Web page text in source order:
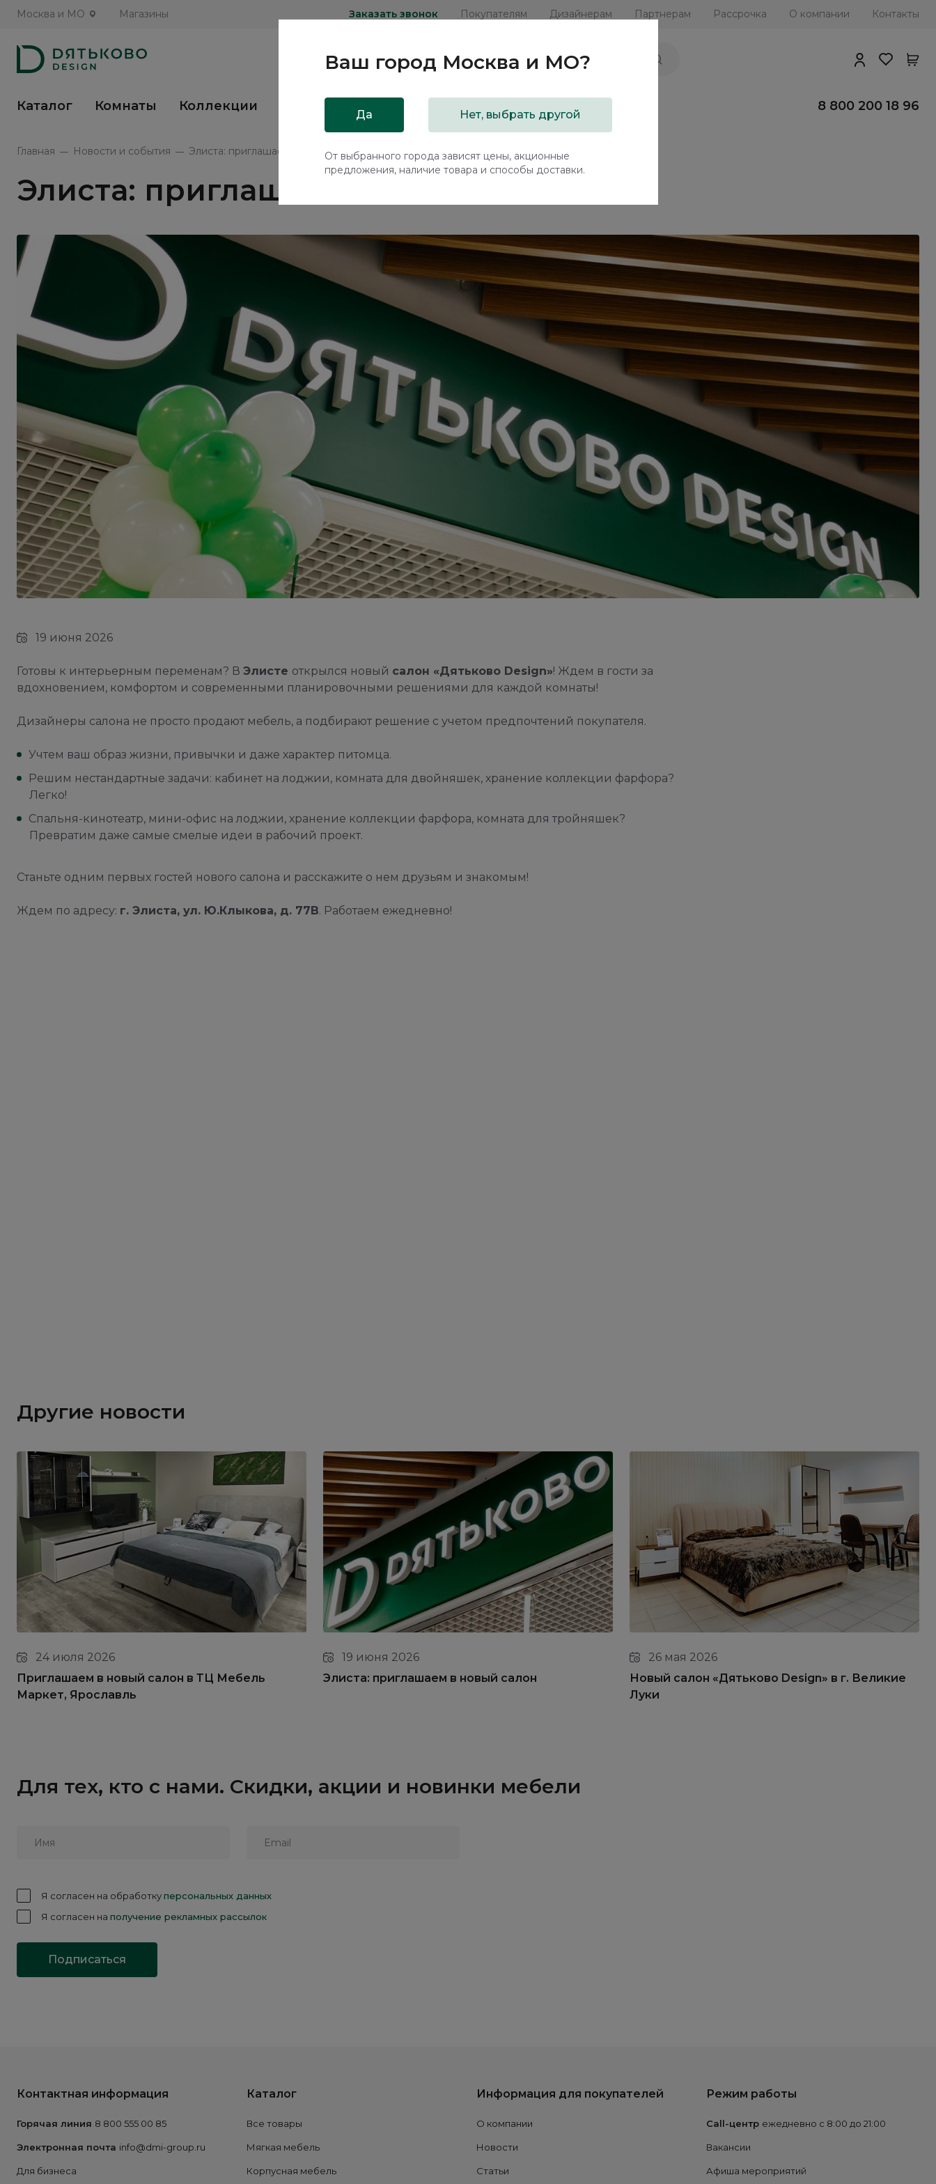
Москва и МО Магазины Заказать звонок Покупателям Дизайнерам Партнерам Рассрочка О компании Контакты
Каталог Комнаты Коллекции Распродажа 8 800 200 18 96
Главная Новости и события Элиста: приглашаем в новый салон
Элиста: приглашаем в новый салон
19 июня 2026
Готовы к интерьерным переменам? В Элисте открылся новый салон «Дятьково Design»! Ждем в гости за
вдохновением, комфортом и современными планировочными решениями для каждой комнаты!
Дизайнеры салона не просто продают мебель, а подбирают решение с учетом предпочтений покупателя.
Учтем ваш образ жизни, привычки и даже характер питомца.
Решим нестандартные задачи: кабинет на лоджии, комната для двойняшек, хранение коллекции фарфора?
Легко!
Спальня-кинотеатр, мини-офис на лоджии, хранение коллекции фарфора, комната для тройняшек?
Превратим даже самые смелые идеи в рабочий проект.
Станьте одним первых гостей нового салона и расскажите о нем друзьям и знакомым!
Ждем по адресу: г. Элиста, ул. Ю.Клыкова, д. 77В. Работаем ежедневно!
Другие новости
24 июля 2026
Приглашаем в новый салон в ТЦ Мебель
Маркет, Ярославль
19 июня 2026
Элиста: приглашаем в новый салон
26 мая 2026
Новый салон «Дятьково Design» в г. Великие
Луки
Для тех, кто с нами. Скидки, акции и новинки мебели
Я согласен на обработкуперсональных данных
Я согласен на получение рекламных рассылок
Подписаться
Контактная информация
Горячая линия 8 800 555 00 85
Электронная почта info@dmi-group.ru
Для бизнеса
Каталог
Все товары
Мягкая мебель
Корпусная мебель
Информация для покупателей
О компании
Новости
Статьи
Режим работы
Call-центр ежедневно с 8:00 до 21:00
Вакансии
Афиша мероприятий
Ваш город Москва и МО?
Да Нет, выбрать другой
От выбранного города зависят цены, акционные
предложения, наличие товара и способы доставки.